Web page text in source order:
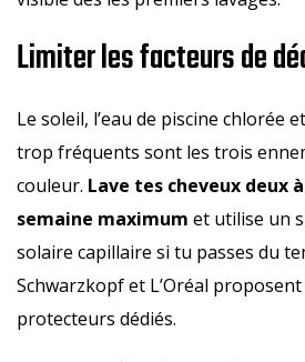
Limiter les facteurs de
Le soleil, l’eau de piscine chlorée
trop fréquents sont les trois
couleur. Lave tes cheveux deux
semaine maximum et utilise un
solaire capillaire si tu passes du
Schwarzkopf et L’Oréal
protecteurs dédiés.